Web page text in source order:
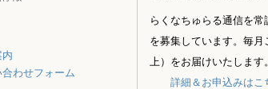
合わせフォーム
らくなちゅらる通信を
を募集しています。毎月
上）をお届けいたします。
詳細＆お申込みはこ